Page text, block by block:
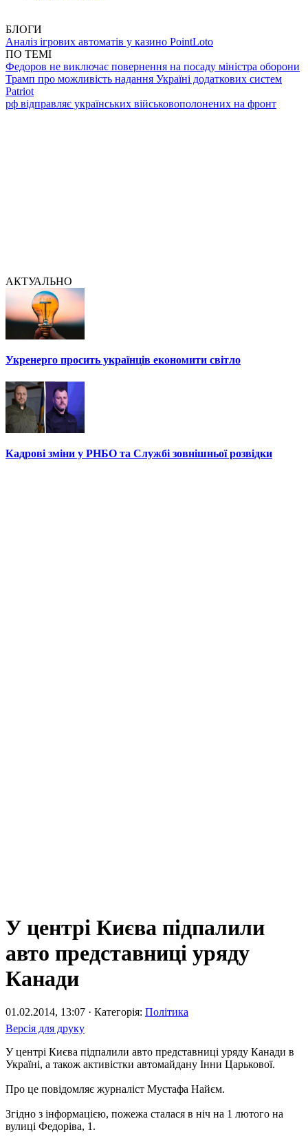
БЛОГИ
Аналіз ігрових автоматів у казино PointLoto
ПО ТЕМІ
Федоров не виключає повернення на посаду міністра оборони
Трамп про можливість надання Україні додаткових систем
Patriot
рф відправляє українських військовополонених на фронт
АКТУАЛЬНО
Укренерго просить українців економити світло
Кадрові зміни у РНБО та Службі зовнішньої розвідки
У центрі Києва підпалили
авто представниці уряду
Канади
01.02.2014, 13:07 · Категорія: Політика
Версія для друку
У центрі Києва підпалили авто представниці уряду Канади в
Україні, а також активістки автомайдану Інни Царькової.
Про це повідомляє журналіст Мустафа Найєм.
Згідно з інформацією, пожежа сталася в ніч на 1 лютого на
вулиці Федоріва, 1.